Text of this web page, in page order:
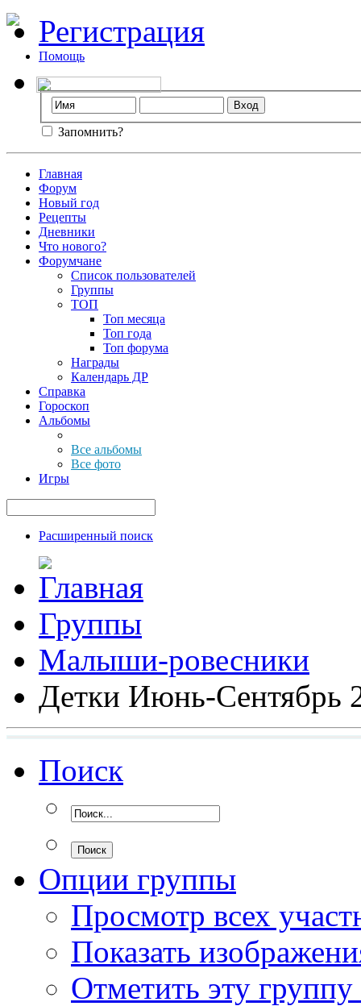
Регистрация
Помощь
Запомнить?
Главная
Форум
Новый год
Рецепты
Дневники
Что нового?
Форумчане
Список пользователей
Группы
ТОП
Топ месяца
Топ года
Топ форума
Награды
Календарь ДР
Справка
Гороскоп
Альбомы
Все альбомы
Все фото
Игры
Расширенный поиск
Группы
Малыши-ровесники
Детки Июнь-Сентябрь
Поиск
Опции группы
Просмотр всех
Показать
Отметить эту